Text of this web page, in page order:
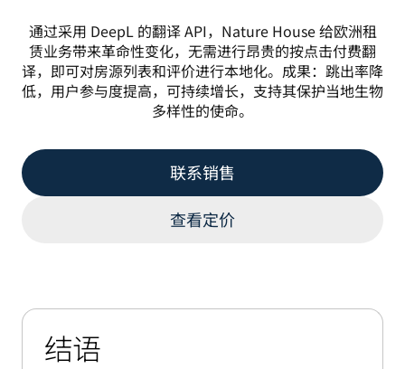
通过采用 DeepL 的翻译 API，Nature House 给欧洲租
赁业务带来革命性变化，无需进行昂贵的按点击付费翻
译，即可对房源列表和评价进行本地化。成果：跳出率降
低，用户参与度提高，可持续增长，支持其保护当地生物
多样性的使命。
联系销售
查看定价
结语